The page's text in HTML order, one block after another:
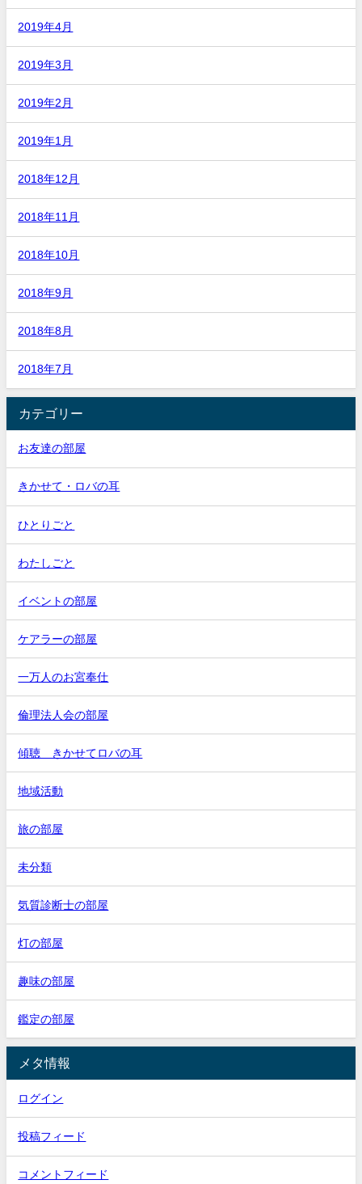
2019年4月
2019年3月
2019年2月
2019年1月
2018年12月
2018年11月
2018年10月
2018年9月
2018年8月
2018年7月
カテゴリー
お友達の部屋
きかせて・ロバの耳
ひとりごと
わたしごと
イベントの部屋
ケアラーの部屋
一万人のお宮奉仕
倫理法人会の部屋
傾聴 きかせてロバの耳
地域活動
旅の部屋
未分類
気質診断士の部屋
灯の部屋
趣味の部屋
鑑定の部屋
メタ情報
ログイン
投稿フィード
コメントフィード